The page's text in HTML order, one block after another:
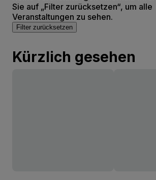
Sie auf „Filter zurücksetzen“, um alle
Veranstaltungen zu sehen.
Filter zurücksetzen
Kürzlich gesehen